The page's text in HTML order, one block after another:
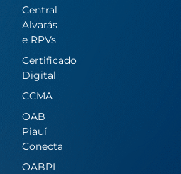
Central
Alvarás
e RPVs
Certificado
Digital
CCMA
OAB
Piauí
Conecta
OABPI